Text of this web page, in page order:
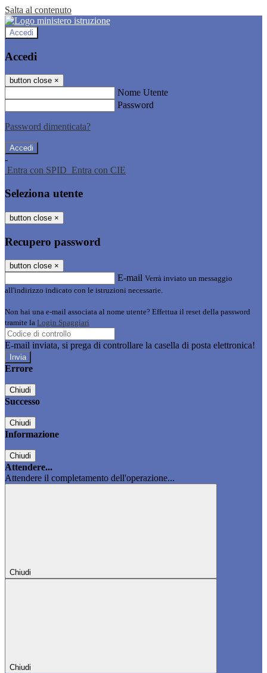
Salta al contenuto
Accedi
Accedi
button close ×
Nome Utente
Password
Password dimenticata?
-
Entra con SPID Entra con CIE
Seleziona utente
button close ×
Recupero password
button close ×
E-mail Verrà inviato un messaggio
all'indirizzo indicato con le istruzioni necessarie.
Non hai una e-mail associata al nome utente? Effettua il reset della password
tramite la Login Spaggiari
E-mail inviata, si prega di controllare la casella di posta elettronica!
Errore
Chiudi
Successo
Chiudi
Informazione
Chiudi
Attendere...
Attendere il completamento dell'operazione...
Chiudi
Chiudi